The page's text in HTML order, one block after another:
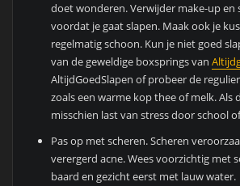
doet wonderen. Verwijder make-up en
voordat je gaat slapen. Maak ook je
regelmatig schoon. Kun je niet goed
van de geweldige boxsprings van
AltijdGoedSlapen of probeer de
zoals een warme kop thee of melk. Als
misschien last van stress door school
Pas op met scheren. Scheren
verergerd acne. Wees voorzichtig met
baard en gezicht eerst met lauw water.